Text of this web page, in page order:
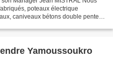
poteaux électrique
caniveaux bétons double pente,
Yamoussoukro